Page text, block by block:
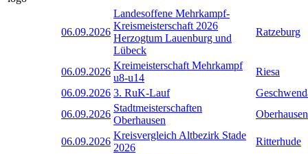
06.09.2026
Landesoffene Mehrkampf-
Kreismeisterschaft 2026
Herzogtum Lauenburg und
Lübeck
Ratzeburg
06.09.2026
Kreimeisterschaft Mehrkampf
u8-u14
Riesa
06.09.2026 3. RuK-Lauf
06.09.2026
Stadtmeisterschaften
Oberhausen
Oberhausen
06.09.2026
Kreisvergleich Altbezirk Stade
2026
Ritterhude